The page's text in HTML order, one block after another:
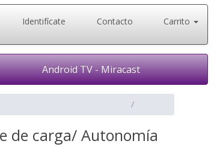
Identifícate Contacto Carrito
Android TV - Miracast
de carga/ Autonomía